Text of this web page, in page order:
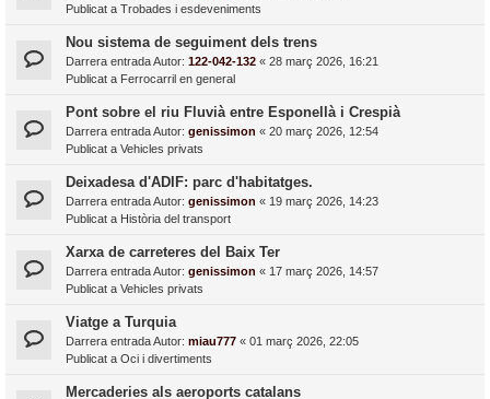
Publicat a Trobades i esdeveniments
Nou sistema de seguiment dels trens
Darrera entrada Autor: 122-042-132 « 28 març 2026, 16:21
Publicat a Ferrocarril en general
Pont sobre el riu Fluvià entre Esponellà i Crespià
Darrera entrada Autor: genissimon « 20 març 2026, 12:54
Publicat a Vehicles privats
Deixadesa d'ADIF: parc d'habitatges.
Darrera entrada Autor: genissimon « 19 març 2026, 14:23
Publicat a Història del transport
Xarxa de carreteres del Baix Ter
Darrera entrada Autor: genissimon « 17 març 2026, 14:57
Publicat a Vehicles privats
Viatge a Turquia
Darrera entrada Autor: miau777 « 01 març 2026, 22:05
Publicat a Oci i divertiments
Mercaderies als aeroports catalans